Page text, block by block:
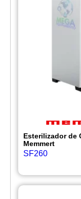
Esterilizador de
Memmert
SF260